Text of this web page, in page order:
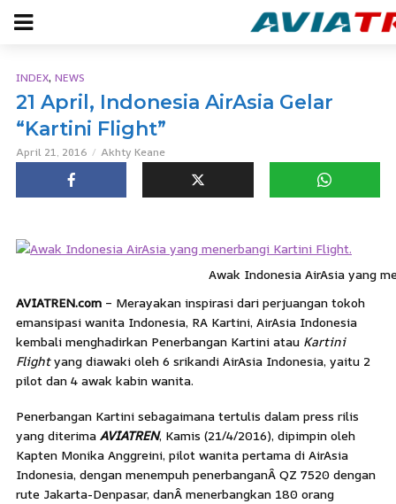
INDEX, NEWS
21 April, Indonesia AirAsia Gelar
“Kartini Flight”
April 21, 2016 Akhty Keane
Awak Indonesia AirAsia yang
AVIATREN.com – Merayakan inspirasi dari perjuangan tokoh
emansipasi wanita Indonesia, RA Kartini, AirAsia Indonesia
kembali menghadirkan Penerbangan Kartini atau Kartini
Flightyang diawaki oleh 6 srikandi AirAsia Indonesia, yaitu 2
pilot dan 4 awak kabin wanita.
Penerbangan Kartini sebagaimana tertulis dalam press rilis
yang diterima AVIATREN, Kamis (21/4/2016), dipimpin oleh
Kapten Monika Anggreini, pilot wanita pertama di AirAsia
Indonesia, dengan menempuh penerbanganÂ QZ 7520 dengan
rute Jakarta-Denpasar, danÂ menerbangkan 180 orang